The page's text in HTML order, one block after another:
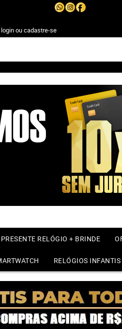
oucadastre-se
RELÓGIO + BRINDE
RELÓGIOS INFANTIS